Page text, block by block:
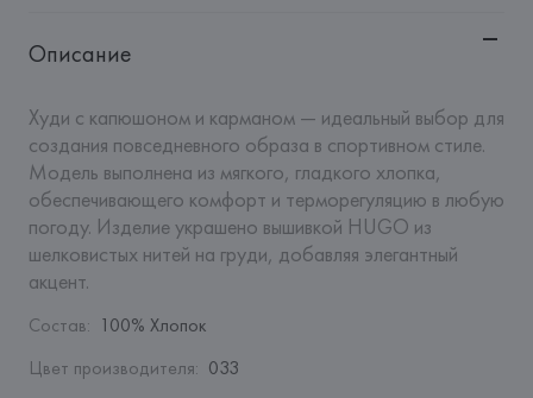
Описание
Худи с капюшоном и карманом — идеальный выбор для
создания повседневного образа в спортивном стиле.
Модель выполнена из мягкого, гладкого хлопка,
обеспечивающего комфорт и терморегуляцию в любую
погоду. Изделие украшено вышивкой HUGO из
шелковистых нитей на груди, добавляя элегантный
акцент.
Состав: 100% Хлопок
Цвет производителя: 033